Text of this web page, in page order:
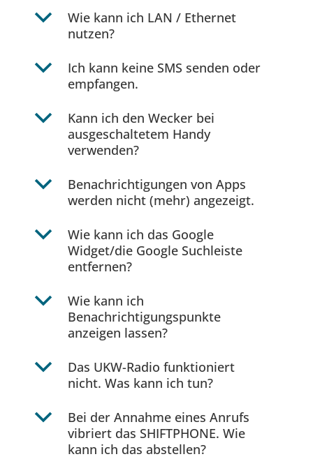
b
Wie kann ich LAN / Ethernet
nutzen?
b
Ich kann keine SMS senden oder
empfangen.
b
Kann ich den Wecker bei
ausgeschaltetem Handy
verwenden?
b
Benachrichtigungen von Apps
werden nicht (mehr) angezeigt.
b
Wie kann ich das Google
Widget/die Google Suchleiste
entfernen?
b
Wie kann ich
Benachrichtigungspunkte
anzeigen lassen?
b
Das UKW-Radio funktioniert
nicht. Was kann ich tun?
b
Bei der Annahme eines Anrufs
vibriert das SHIFTPHONE. Wie
kann ich das abstellen?